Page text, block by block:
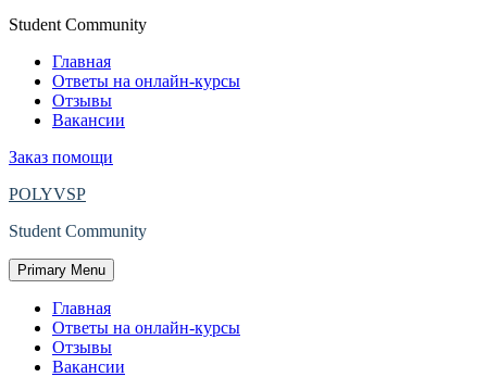
Student Community
Главная
Ответы на онлайн-курсы
Отзывы
Вакансии
Заказ помощи
POLYVSP
Student Community
Primary Menu
Главная
Ответы на онлайн-курсы
Отзывы
Вакансии